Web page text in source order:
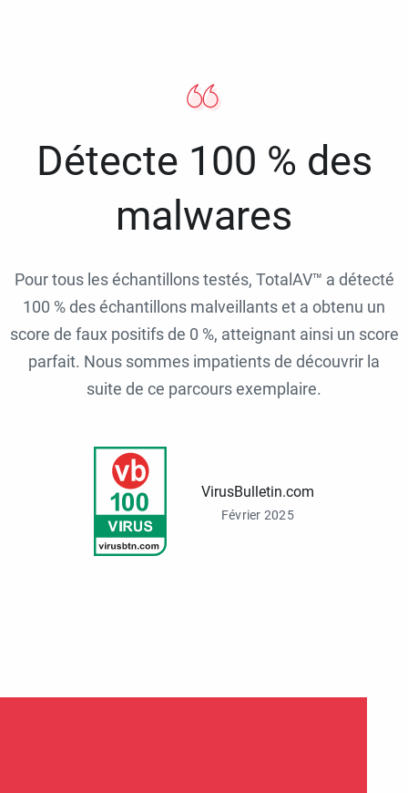
Détecte 100 % des
malwares
Pour tous les échantillons testés, TotalAV™ a détecté
100 % des échantillons malveillants et a obtenu un
score de faux positifs de 0 %, atteignant ainsi un score
parfait. Nous sommes impatients de découvrir la
suite de ce parcours exemplaire.
VirusBulletin.com
Février 2025